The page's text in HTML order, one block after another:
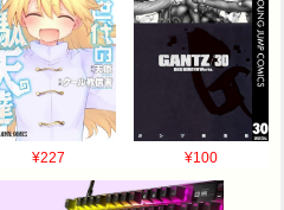
¥227 ¥100